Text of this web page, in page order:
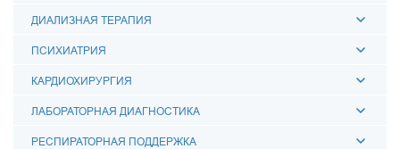
СОЕДИНИТЕЛИ МЕДИЦИНСКИЕ
ЗАГЛУШКИ "ЛУЕР"
ФИЛЬТРЫ ДЫХАТЕЛЬНЫЕ
КАТЕТЕРЫ МЕДИЦИНСКИЕ
ДИАЛИЗНАЯ ТЕРАПИЯ
ПСИХИАТРИЯ
КАРДИОХИРУРГИЯ
ЛАБОРАТОРНАЯ ДИАГНОСТИКА
РЕСПИРАТОРНАЯ ПОДДЕРЖКА